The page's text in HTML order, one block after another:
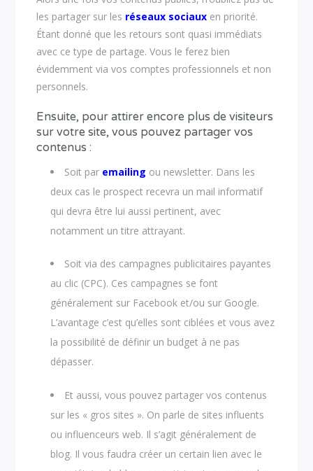
les partager sur les réseaux sociaux en priorité.
Étant donné que les retours sont quasi immédiats
avec ce type de partage. Vous le ferez bien
évidemment via vos comptes professionnels et non
personnels.
Ensuite, pour attirer encore plus de visiteurs
sur votre site, vous pouvez partager vos
contenus :
Soit par emailing ou newsletter. Dans les
deux cas le prospect recevra un mail informatif
qui devra être lui aussi pertinent, avec
notamment un titre attrayant.
Soit via des campagnes publicitaires payantes
au clic (CPC). Ces campagnes se font
généralement sur Facebook et/ou sur Google.
L’avantage c’est qu’elles sont ciblées et vous avez
la possibilité de définir un budget à ne pas
dépasser.
Et aussi, vous pouvez partager vos contenus
sur les « gros sites ». On parle de sites influents
ou influenceurs web. Il s’agit généralement de
blog. Il vous faudra créer un certain lien avec le